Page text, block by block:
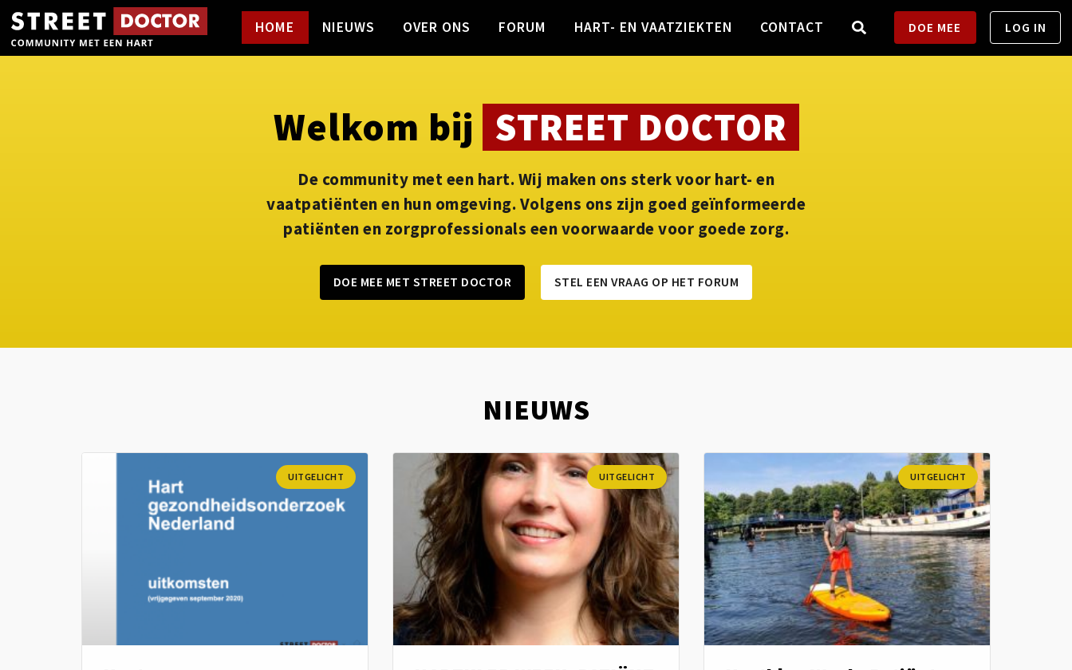
HOME NIEUWS OVER ONS FORUM HART- EN VAATZIEKTEN CONTACT DOE MEE LOG IN
Welkom bij STREET DOCTOR
De community met een hart. Wij maken ons sterk voor hart- en
vaatpatiënten en hun omgeving. Volgens ons zijn goed geïnformeerde
patiënten en zorgprofessionals een voorwaarde voor goede zorg.
DOE MEE MET STREET DOCTOR STEL EEN VRAAG OP HET FORUM
NIEUWS
UITGELICHT UITGELICHT UITGELICHT